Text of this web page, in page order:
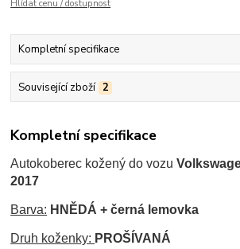
Hlídat cenu / dostupnost
Kompletní specifikace
Související zboží 2
Kompletní specifikace
Autokoberec kožený do vozu
2017
Barva: HNĚDÁ + černá lemovka
Druh koženky: PROŠÍVANÁ